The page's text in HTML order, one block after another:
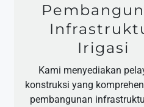
Irigasi
Kami menyediakan
konstruksi yang
pembangunan